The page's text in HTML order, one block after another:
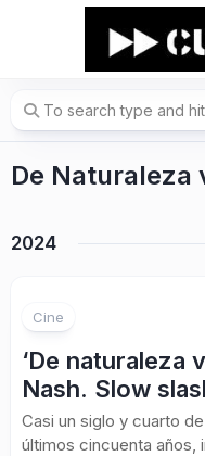
De Naturaleza
2024
Cine
‘De naturaleza
Nash. Slow
Casi un siglo y cuarto
últimos cincuenta años,